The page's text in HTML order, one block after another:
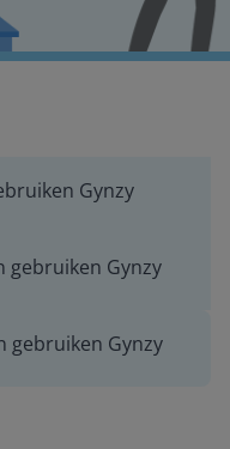
Gynzy
gebruiken Gynzy
gebruiken Gynzy